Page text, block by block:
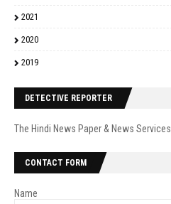
2021
2020
2019
DETECTIVE REPORTER
The Hindi News Paper & News Services
CONTACT FORM
Name